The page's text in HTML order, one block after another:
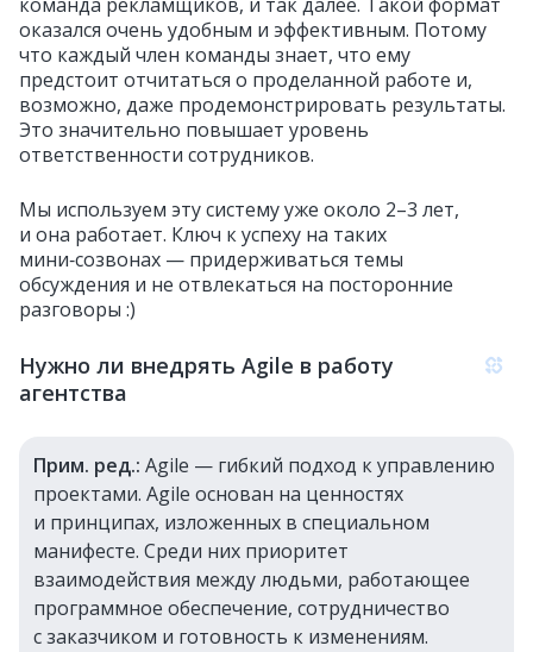
команда рекламщиков, и так далее. Такой формат
оказался очень удобным и эффективным. Потому
что каждый член команды знает, что ему
предстоит отчитаться о проделанной работе и,
возможно, даже продемонстрировать результаты.
Это значительно повышает уровень
ответственности сотрудников.
Мы используем эту систему уже около 2–3 лет,
и она работает. Ключ к успеху на таких
мини‑созвонах — придерживаться темы
обсуждения и не отвлекаться на посторонние
разговоры :)
Нужно ли внедрять Agile в работу
агентства
Прим. ред.: Agile — гибкий подход к управлению
проектами. Agile основан на ценностях
и принципах, изложенных в специальном
манифесте. Среди них приоритет
взаимодействия между людьми, работающее
программное обеспечение, сотрудничество
с заказчиком и готовность к изменениям.